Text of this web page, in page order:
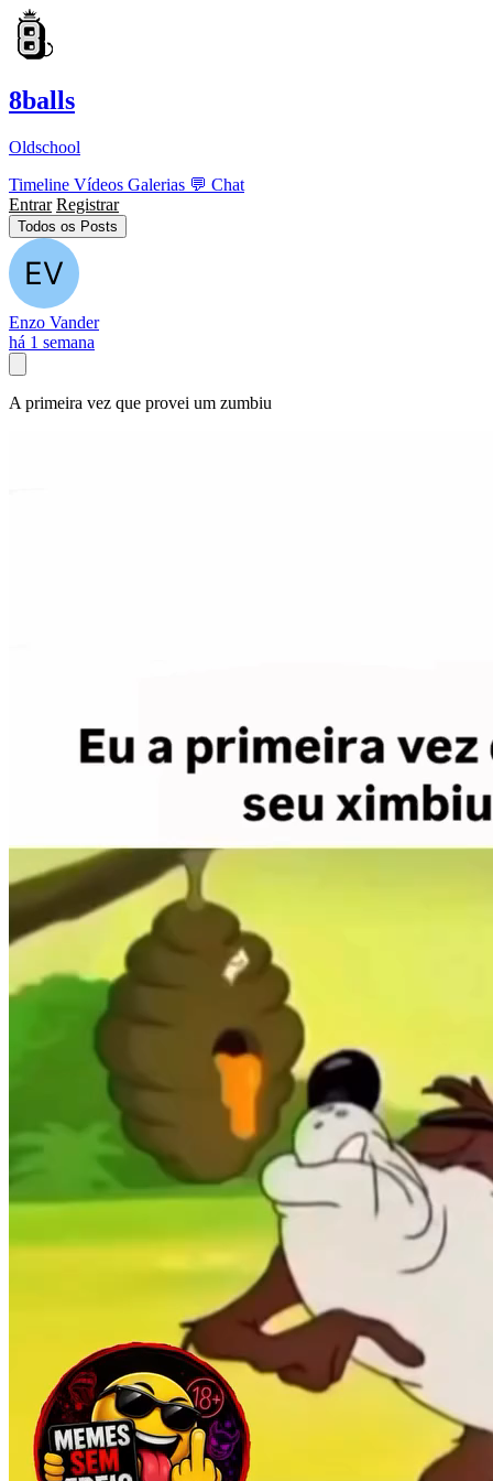
8balls
Oldschool
Timeline Vídeos Galerias 💬 Chat
Entrar Registrar
Todos os Posts
Enzo Vander
há 1 semana
A primeira vez que provei um zumbiu